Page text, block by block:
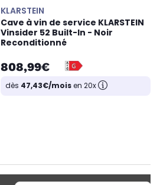
KLARSTEIN
Cave à vin de service KLARSTEIN
Vinsider 52 Built-In - Noir
Reconditionné
808,99€
dès 47,43€/moisen 20x